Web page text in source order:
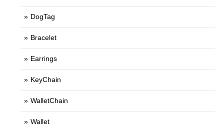
DogTag
Bracelet
Earrings
KeyChain
WalletChain
Wallet